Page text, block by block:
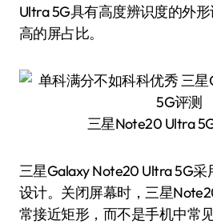
Ultra 5G具有高度辨识度的外
高的屏占比。
三星Note20 Ultra
三星Galaxy Note20 Ultra 5G
设计。关闭屏幕时，三星
常接近矩形，而不是手机中常